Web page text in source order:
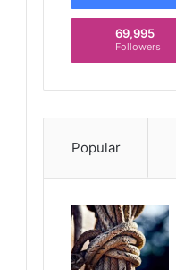
69,995
Followers
Popular